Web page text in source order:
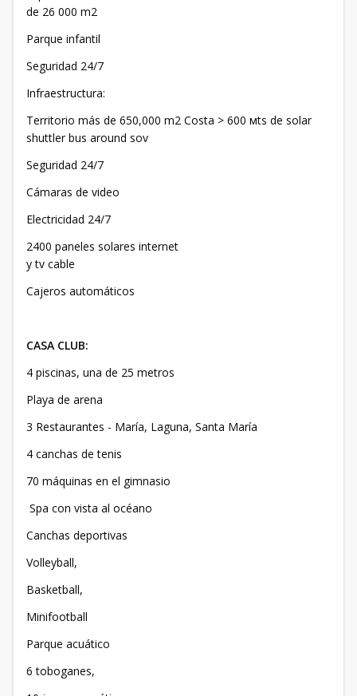
de 26 000 m2
Parque infantil
Seguridad 24/7
Infraestructura:
Territorio más de 650,000 m2 Costa > 600 мts de solar
shuttler bus around sov
Seguridad 24/7
Cámaras de video
Electricidad 24/7
2400 paneles solares internet
y tv cable
Cajeros automáticos
CASA CLUB:
4 piscinas, una de 25 metros
Playa de arena
3 Restaurantes - María, Laguna, Santa María
4 canchas de tenis
70 máquinas en el gimnasio
Spa con vista al océano
Canchas deportivas
Volleyball,
Basketball,
Minifootball
Parque acuático
6 toboganes,